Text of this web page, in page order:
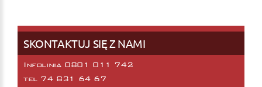
SKONTAKTUJ SIĘ Z NAMI
Infolinia 0801 011 742
tel 74 831 64 67